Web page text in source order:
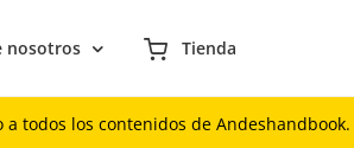
nosotros Tienda
a todos los contenidos de Andeshandbook.